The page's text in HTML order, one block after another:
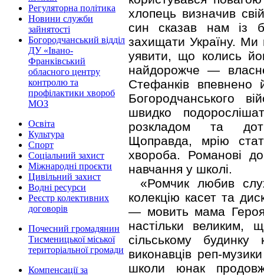
Регуляторна політика
Новини служби
зайнятості
Богородчанський відділ
ДУ «Івано-
Франківський
обласного центру
контролю та
профілактики хвороб
МОЗ
Освіта
Культура
Спорт
Соціальний захист
Міжнародні проєкти
Цивільний захист
Водні ресурси
Реєстр колективних
договорів
Почесний громадянин
Тисменицької міської
територіальної громади
Компенсації за
хлопець визначив
син сказав нам із
захищати Україну. Ми
уявити, що колись
найдорожче —
Стефанків
Богородчанського
швидко
розкладом та
Щоправда, мрію
хвороба. Романові
навчання у школі.
«Ромчик любив
колекцію касет та
— мовить мама
настільки великим,
сільському будинку
виконавців реп-
школи юнак